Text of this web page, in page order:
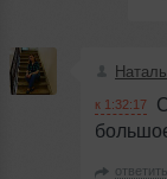
к 1:32:17
ответить